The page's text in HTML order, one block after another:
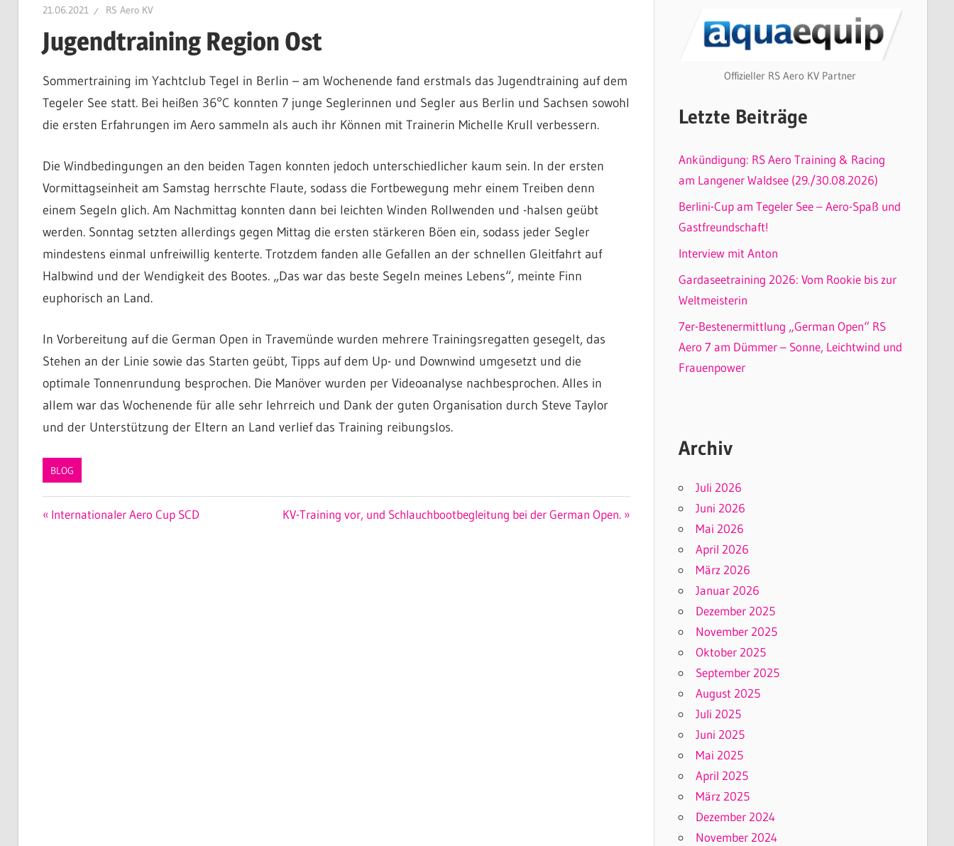
Aero
KV
21.06.2021 RS Aero KV
Jugendtraining Region Ost
Sommertraining im Yachtclub Tegel in Berlin – am Wochenende fand erstmals das Jugendtraining auf dem
Tegeler See statt. Bei heißen 36°C konnten 7 junge Seglerinnen und Segler aus Berlin und Sachsen sowohl
die ersten Erfahrungen im Aero sammeln als auch ihr Können mit Trainerin Michelle Krull verbessern.
Die Windbedingungen an den beiden Tagen konnten jedoch unterschiedlicher kaum sein. In der ersten
Vormittagseinheit am Samstag herrschte Flaute, sodass die Fortbewegung mehr einem Treiben denn
einem Segeln glich. Am Nachmittag konnten dann bei leichten Winden Rollwenden und -halsen geübt
werden. Sonntag setzten allerdings gegen Mittag die ersten stärkeren Böen ein, sodass jeder Segler
mindestens einmal unfreiwillig kenterte. Trotzdem fanden alle Gefallen an der schnellen Gleitfahrt auf
Halbwind und der Wendigkeit des Bootes. „Das war das beste Segeln meines Lebens“, meinte Finn
euphorisch an Land.
In Vorbereitung auf die German Open in Travemünde wurden mehrere Trainingsregatten gesegelt, das
Stehen an der Linie sowie das Starten geübt, Tipps auf dem Up- und Downwind umgesetzt und die
optimale Tonnenrundung besprochen. Die Manöver wurden per Videoanalyse nachbesprochen. Alles in
allem war das Wochenende für alle sehr lehrreich und Dank der guten Organisation durch Steve Taylor
und der Unterstützung der Eltern an Land verlief das Training reibungslos.
BLOG
Beitragsnavigation
Vorheriger
Internationaler Aero Cup SCD
Nächster
KV-Training vor, und Schlauchbootbegleitung bei der German Open.
Offizieller RS Aero KV Partner
Letzte Beiträge
Ankündigung: RS Aero Training & Racing
am Langener Waldsee (29./30.08.2026)
Berlini-Cup am Tegeler See – Aero-Spaß und
Gastfreundschaft!
Interview mit Anton
Gardaseetraining 2026: Vom Rookie bis zur
Weltmeisterin
7er-Bestenermittlung „German Open“ RS
Aero 7 am Dümmer – Sonne, Leichtwind und
Frauenpower
Archiv
Juli 2026
Juni 2026
Mai 2026
April 2026
März 2026
Januar 2026
Dezember 2025
November 2025
Oktober 2025
September 2025
August 2025
Juli 2025
Juni 2025
Mai 2025
April 2025
März 2025
Dezember 2024
November 2024